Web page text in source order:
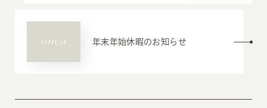
年末年始休暇のお知らせ